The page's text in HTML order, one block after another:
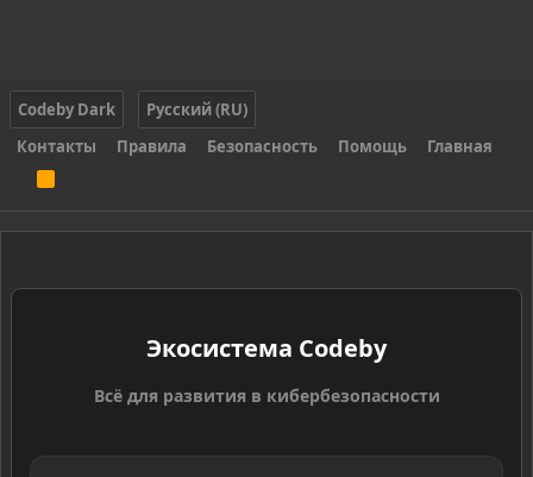
Codeby Dark
Русский (RU)
Контакты
Правила Безопасность Помощь Главная
S
Экосистема Codeby
Всё для развития в кибербезопасности